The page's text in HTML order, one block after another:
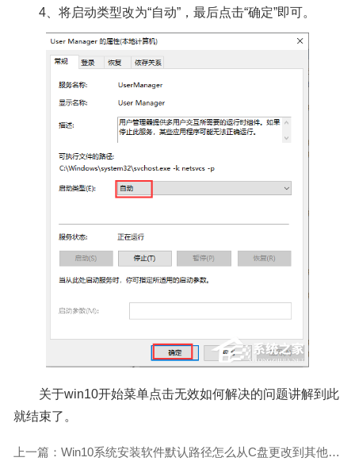
4、将启动类型改为“自动”，最后点击“确定”即可。
关于win10开始菜单点击无效如何解决的问题讲解到此
就结束了。
上一篇：Win10系统安装软件默认路径怎么从C盘更改到其他盘？